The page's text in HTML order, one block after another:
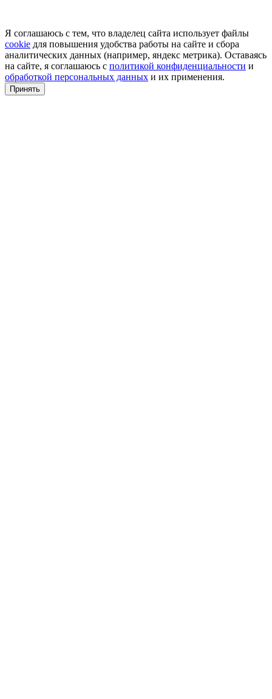
Я соглашаюсь с тем, что владелец сайта использует файлы
cookie для повышения удобства работы на сайте и сбора
аналитических данных (например, яндекс метрика). Оставаясь
на сайте, я соглашаюсь с политикой конфиденциальности и
обработкой персональных данных и их применения.
Принять